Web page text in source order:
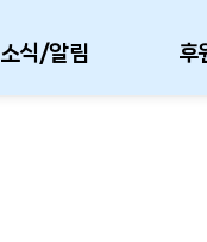
소식/알림 후